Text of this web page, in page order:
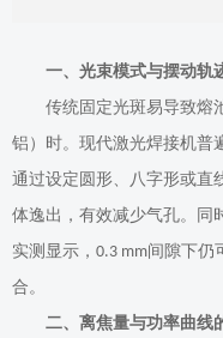
一、光束模式与摆动轨
传统固定光斑易导致熔
铝）时。现代激光焊接机普
通过设定圆形、八字形或直
体逸出，有效减少气孔。同
实测显示， 0.3 mm间隙下仍
合。
二、离焦量与功率曲线